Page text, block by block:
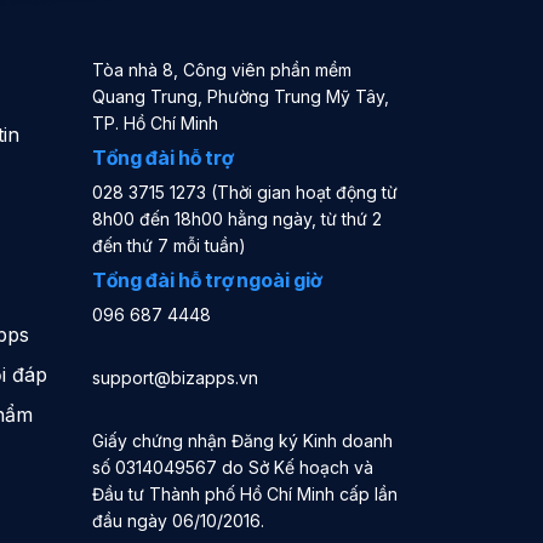
đáp
Tòa nhà 8, Công viên phần mềm
Quang Trung, Phường Trung Mỹ Tây,
TP. Hồ Chí Minh
Tổng đài hỗ trợ
028 3715 1273 (Thời gian hoạt động từ
8h00 đến 18h00 hằng ngày, từ thứ 2
đến thứ 7 mỗi tuần)
Tổng đài hỗ trợ ngoài giờ
096 687 4448
support@bizapps.vn
Giấy chứng nhận Đăng ký Kinh doanh
số 0314049567 do Sở Kế hoạch và
Đầu tư Thành phố Hồ Chí Minh cấp lần
đầu ngày 06/10/2016.